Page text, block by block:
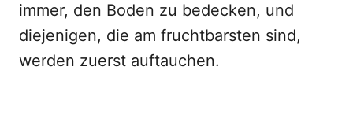
immer, den Boden zu bedecken, und
diejenigen, die am fruchtbarsten sind,
werden zuerst auftauchen.